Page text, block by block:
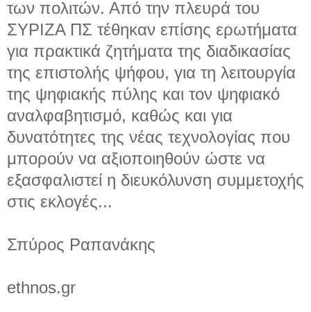
των πολιτών. Από την πλευρά του
ΣΥΡΙΖΑ ΠΣ τέθηκαν επίσης ερωτήματα
για πρακτικά ζητήματα της διαδικασίας
της επιστολής ψήφου, για τη λειτουργία
της ψηφιακής πύλης και τον ψηφιακό
αναλφαβητισμό, καθώς και για
δυνατότητες της νέας τεχνολογίας που
μπορούν να αξιοποιηθούν ώστε να
εξασφαλιστεί η διευκόλυνση συμμετοχής
στις εκλογές...
Σπύρος Ραπανάκης
ethnos.gr